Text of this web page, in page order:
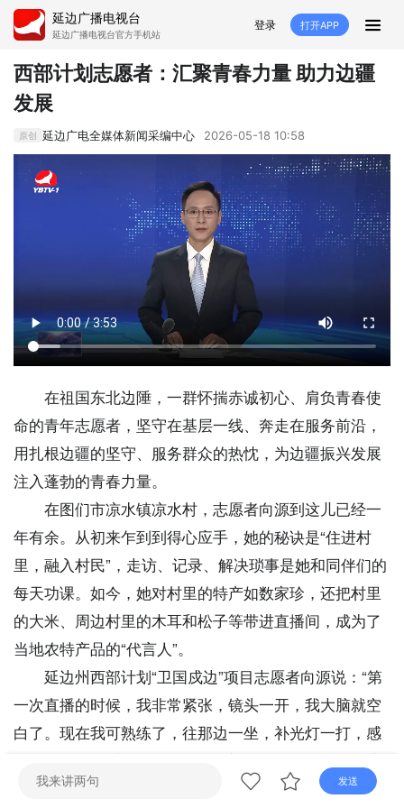
延边广播电视台
延边广播电视台官方手机站
登录 打开APP
首页
推荐
人大 融媒直播 政协
专题 文体 国内
延边卫健 延边医保
延边商务 延边好就业 VR
直播 电视 广播
西部计划志愿者：汇聚青春力量 助力边疆
发展
原创 延边广电全媒体新闻采编中心 2026-05-18 10:58
在祖国东北边陲，一群怀揣赤诚初心、肩负青春使
命的青年志愿者，坚守在基层一线、奔走在服务前沿，
用扎根边疆的坚守、服务群众的热忱，为边疆振兴发展
注入蓬勃的青春力量。
在图们市凉水镇凉水村，志愿者向源到这儿已经一
年有余。从初来乍到到得心应手，她的秘诀是“住进村
里，融入村民”，走访、记录、解决琐事是她和同伴们的
每天功课。如今，她对村里的特产如数家珍，还把村里
的大米、周边村里的木耳和松子等带进直播间，成为了
当地农特产品的“代言人”。
延边州西部计划“卫国戍边”项目志愿者向源说：“第
一次直播的时候，我非常紧张，镜头一开，我大脑就空
白了。现在我可熟练了，往那边一坐，补光灯一打，感
觉就对了。最重要的是我们摸到门道了，知道啥时候该
讲产品，啥时候该讲风土人情。”
发送